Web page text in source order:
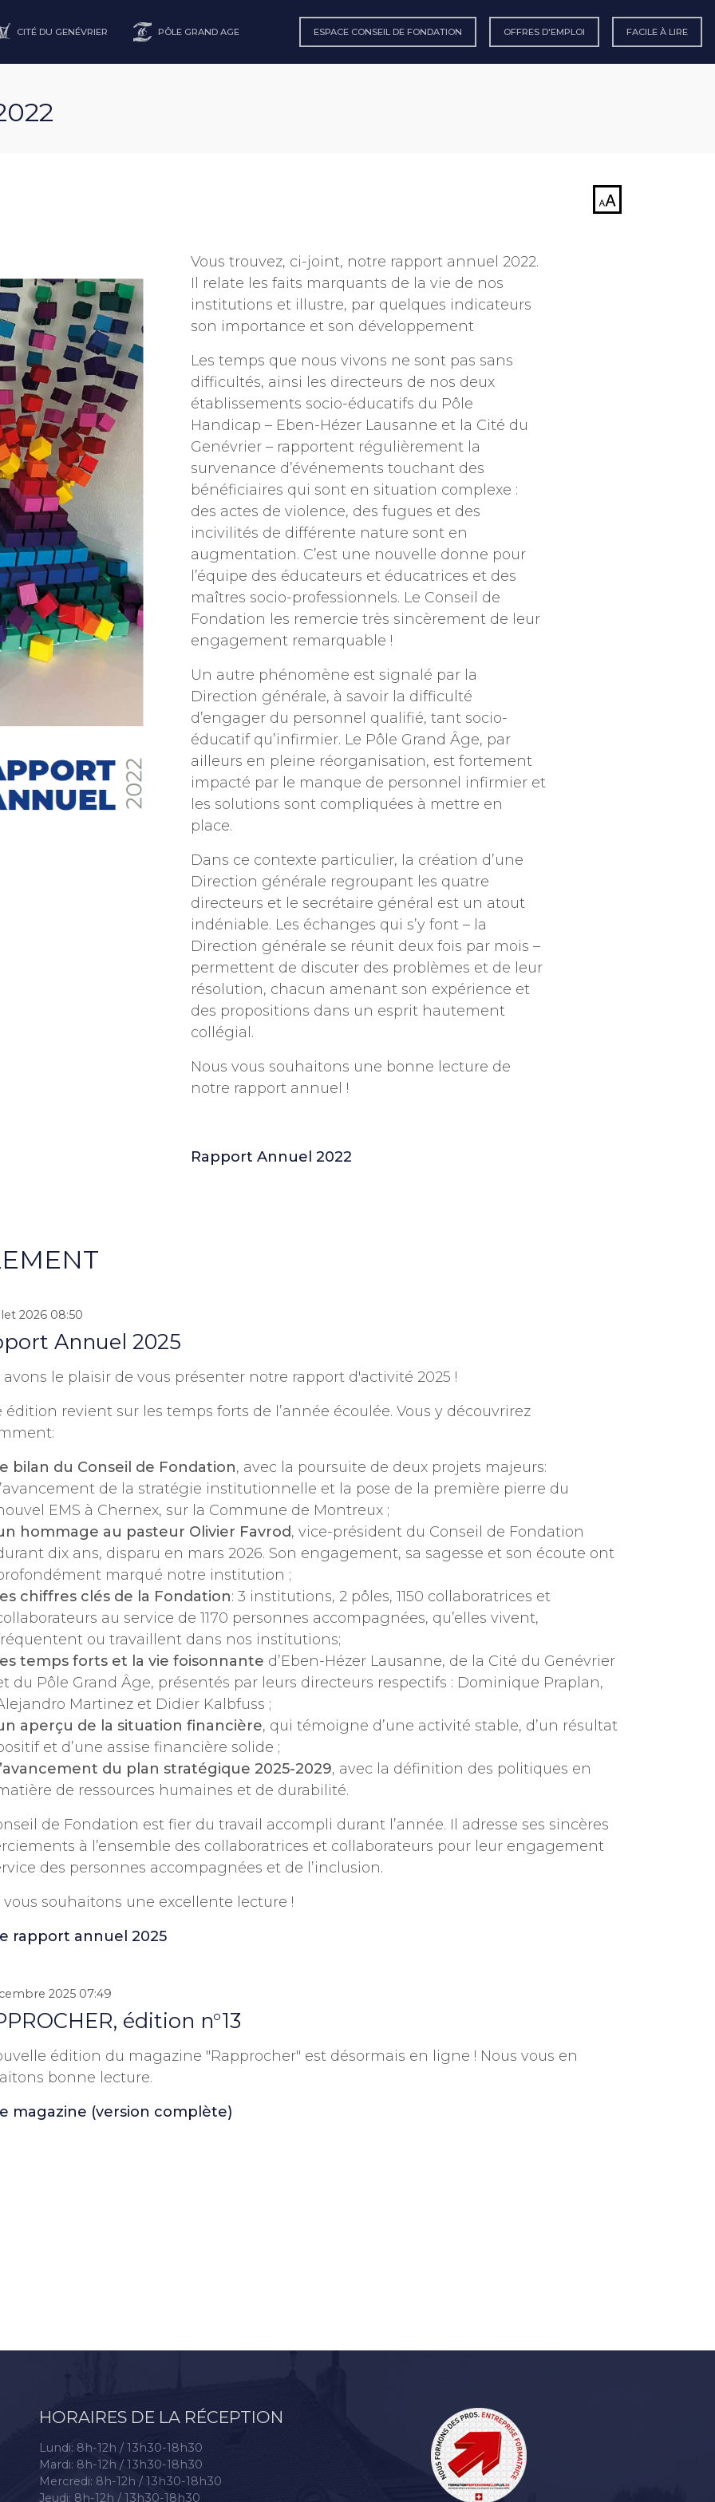
CITÉ DU GENÉVRIER PÔLE GRAND AGE ESPACE CONSEIL DE FONDATION OFFRES D'EMPLOI FACILE À LIRE
Vous trouvez, ci-joint, notre rapport annuel 2022.
Il relate les faits marquants de la vie de nos
institutions et illustre, par quelques indicateurs
son importance et son développement
Les temps que nous vivons ne sont pas sans
difficultés, ainsi les directeurs de nos deux
établissements socio-éducatifs du Pôle
Handicap – Eben-Hézer Lausanne et la Cité du
Genévrier – rapportent régulièrement la
survenance d’événements touchant des
bénéficiaires qui sont en situation complexe :
des actes de violence, des fugues et des
incivilités de différente nature sont en
augmentation. C’est une nouvelle donne pour
l’équipe des éducateurs et éducatrices et des
maîtres socio-professionnels. Le Conseil de
Fondation les remercie très sincèrement de leur
engagement remarquable !
Un autre phénomène est signalé par la
Direction générale, à savoir la difficulté
d’engager du personnel qualifié, tant socio-
éducatif qu’infirmier. Le Pôle Grand Âge, par
ailleurs en pleine réorganisation, est fortement
impacté par le manque de personnel infirmier et
les solutions sont compliquées à mettre en
place.
Dans ce contexte particulier, la création d’une
Direction générale regroupant les quatre
directeurs et le secrétaire général est un atout
indéniable. Les échanges qui s’y font – la
Direction générale se réunit deux fois par mois –
permettent de discuter des problèmes et de leur
résolution, chacun amenant son expérience et
des propositions dans un esprit hautement
collégial.
Nous vous souhaitons une bonne lecture de
notre rapport annuel !
Rapport Annuel 2022
2026 08:50
Annuel 2025
avons le plaisir de vous présenter notre rapport d'activité 2025 !
édition revient sur les temps forts de l’année écoulée. Vous y découvrirez
bilan du Conseil de Fondation, avec la poursuite de deux projets majeurs:
de la stratégie institutionnelle et la pose de la première pierre du
EMS à Chernex, sur la Commune de Montreux ;
hommage au pasteur Olivier Favrod, vice-président du Conseil de Fondation
dix ans, disparu en mars 2026. Son engagement, sa sagesse et son écoute ont
marqué notre institution ;
chiffres clés de la Fondation: 3 institutions, 2 pôles, 1150 collaboratrices et
au service de 1170 personnes accompagnées, qu’elles vivent,
ou travaillent dans nos institutions;
temps forts et la vie foisonnante d’Eben-Hézer Lausanne, de la Cité du Genévrier
du Pôle Grand Âge, présentés par leurs directeurs respectifs : Dominique Praplan,
Martinez et Didier Kalbfuss ;
aperçu de la situation financière, qui témoigne d’une activité stable, d’un résultat
et d’une assise financière solide ;
du plan stratégique 2025-2029, avec la définition des politiques en
de ressources humaines et de durabilité.
de Fondation est fier du travail accompli durant l’année. Il adresse ses sincères
à l’ensemble des collaboratrices et collaborateurs pour leur engagement
des personnes accompagnées et de l’inclusion.
vous souhaitons une excellente lecture !
rapport annuel 2025
2025 07:49
édition n°13
édition du magazine "Rapprocher" est désormais en ligne ! Nous vous en
bonne lecture.
magazine (version complète)
HORAIRES DE LA RÉCEPTION
Lundi: 8h-12h / 13h30-18h30
Mardi: 8h-12h / 13h30-18h30
Mercredi: 8h-12h / 13h30-18h30
Jeudi: 8h-12h / 13h30-18h30